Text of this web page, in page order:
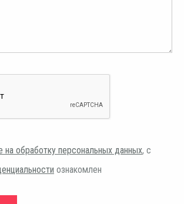
на обработку персональных данных, с
ознакомлен